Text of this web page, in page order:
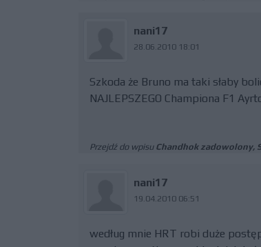
nani17
28.06.2010 18:01
Szkoda że Bruno ma taki słaby
NAJLEPSZEGO Championa F1
Przejdź do wpisu Chandhok zadowolony,
nani17
19.04.2010 06:51
według mnie HRT robi duże